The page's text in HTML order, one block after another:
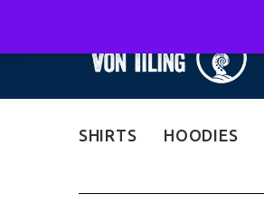
SHIRTS HOODIES